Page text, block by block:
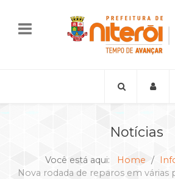
Notícias
Você está aqui: Home
Nova rodada de reparos em várias